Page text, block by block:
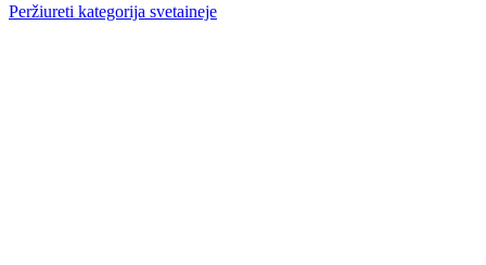
Peržiureti kategorija svetaineje